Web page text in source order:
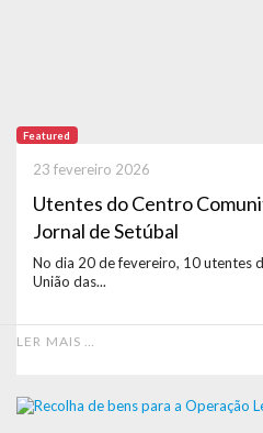
Featured
Utentes do Centro
Jornal de Setúbal
23 fevereiro 2026
No dia 20 de fevereiro, 10 utentes
União das...
LER MAIS …